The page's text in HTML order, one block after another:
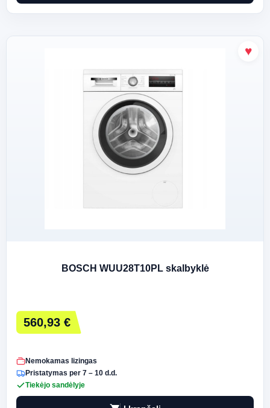
BOSCH WUU28T10PL skalbyklė
560,93 €
Nemokamas lizingas
Pristatymas per 7 – 10 d.d.
Tiekėjo sandėlyje